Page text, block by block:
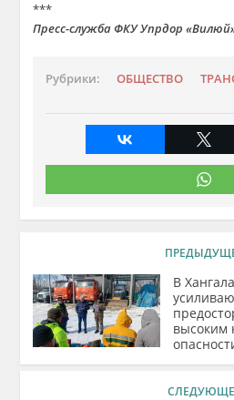
***
Пресс-служба ФКУ Упрдор
Рубрики: ОБЩЕСТВО
В
высоким